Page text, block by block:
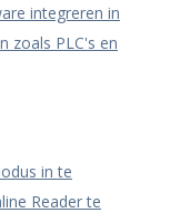
integreren in
zoals PLC's en
in te
Reader te